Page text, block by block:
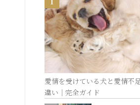
愛情を受けている犬と愛情不
違い｜完全ガイド